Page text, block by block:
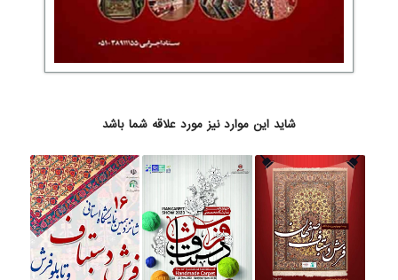
شاید این موارد نیز مورد علاقه شما باشد